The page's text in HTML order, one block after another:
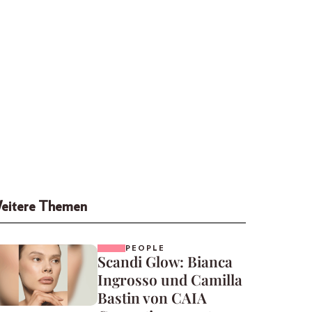
Themen
PEOPLE
Scandi Glow: Bianca
Ingrosso und Camilla
Bastin von CAIA